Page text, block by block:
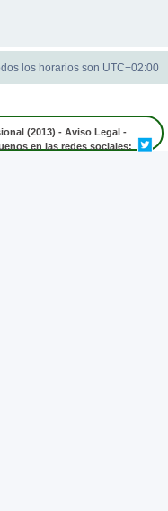
los horarios son UTC+02:00
(2013) - Aviso Legal -
en las redes sociales: